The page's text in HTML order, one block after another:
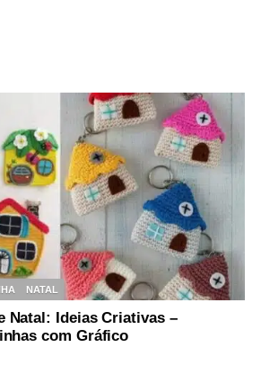
NATAL
Natal: Ideias Criativas –
com Gráfico